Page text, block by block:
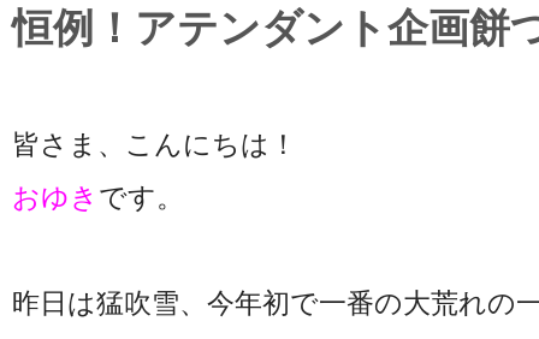
恒例！アテンダント企画餅
皆さま、こんにちは！
おゆき です。
昨日は猛吹雪、今年初で一番の大荒れの